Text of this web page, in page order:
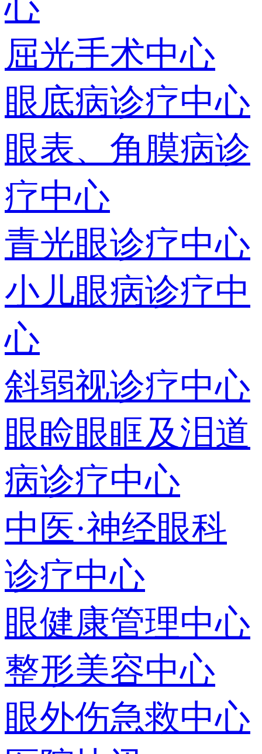
屈光手术中心
眼底病诊疗中心
眼表、角膜病诊
疗中心
青光眼诊疗中心
小儿眼病诊疗中
心
斜弱视诊疗中心
眼睑眼眶及泪道
病诊疗中心
中医·神经眼科
诊疗中心
眼健康管理中心
整形美容中心
眼外伤急救中心